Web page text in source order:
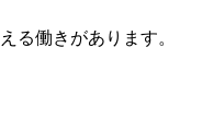
る働きがあります。